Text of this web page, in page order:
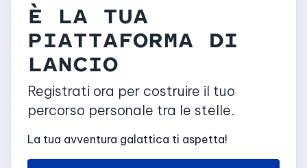
È LA TUA
PIATTAFORMA DI
LANCIO
Registrati ora per costruire il tuo
percorso personale tra le stelle.
La tua avventura galattica ti aspetta!